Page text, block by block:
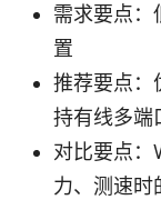
需求要点：
置
推荐要点：
持有线多端
对比要点：
力、测速时